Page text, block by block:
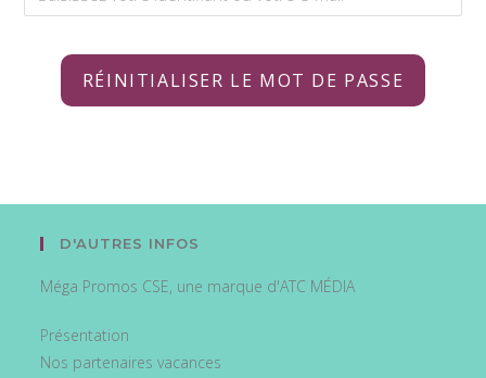
D'AUTRES INFOS
Méga Promos CSE, une marque d'ATC MÉDIA
Présentation
Nos partenaires vacances